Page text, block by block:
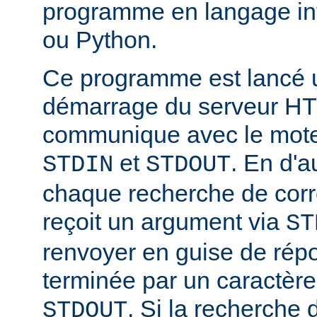
programme en langage
ou Python.
Ce programme est lancé
démarrage du serveur
communique avec le
STDIN et STDOUT. En
chaque recherche de
reçoit un argument via
renvoyer en guise de
terminée par un
STDOUT. Si la recherche